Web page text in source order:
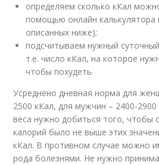
определяем сколько кКал
помощью онлайн калькулятора
описанных ниже);
подсчитываем нужный
т.е. число кКал, на которое
чтобы похудеть.
Усреднено дневная норма для
2500 кКал, для мужчин – 2400-
веса нужно добиться того, чтобы
калорий было не выше этих
кКал. В противном случае можно
рода болезнями. Не нужно